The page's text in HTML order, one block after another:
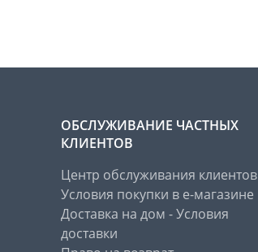
ОБСЛУЖИВАНИЕ ЧАСТНЫХ
КЛИЕНТОВ
Центр обслуживания клиентов
Условия покупки в е-магазине
Доставка на дом - Условия
доставки